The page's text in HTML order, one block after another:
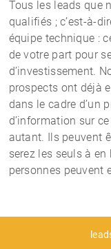
Tous les leads que
qualifiés ; c’est-à-
équipe technique :
de votre part pour
d’investissement.
prospects ont déjà
dans le cadre d’un
d’information sur
autant. Ils peuvent
serez les seuls à
personnes peuvent